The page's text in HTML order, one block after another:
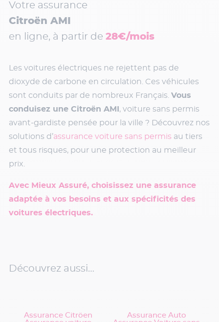
Votre assurance
Citroën AMI
en ligne, à partir de 28€/mois
Les voitures électriques ne rejettent pas de
dioxyde de carbone en circulation. Ces véhicules
sont conduits par de nombreux Français. Vous
conduisez une Citroën AMI , voiture sans permis
avant-gardiste pensée pour la ville ? Découvrez nos
solutions d’assurance voiture sans permis au tiers
et tous risques, pour une protection au meilleur
prix.
Avec Mieux Assuré, choisissez une assurance
adaptée à vos besoins et aux spécificités des
voitures électriques.
Découvrez aussi…
Assurance Citröen
Assurance Auto